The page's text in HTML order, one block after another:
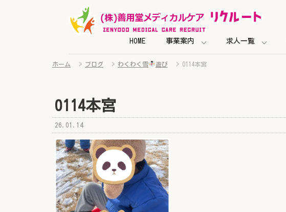
HOME 事業案内 求人一覧
ホーム > ブログ > わくわく雪 遊び > 0114本宮
0114本宮
26.01.14